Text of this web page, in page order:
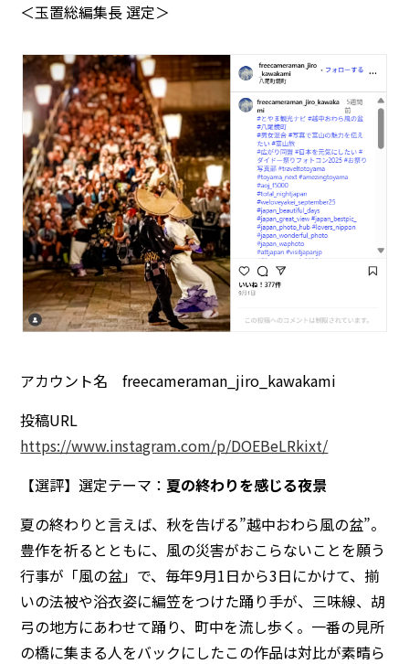
＜玉置総編集長 選定＞
アカウント名 freecameraman_jiro_kawakami
投稿URL
https://www.instagram.com/p/DOEBeLRkixt/
【選評】選定テーマ： 夏の終わりを感じる夜景
夏の終わりと言えば、秋を告げる”越中おわら風の盆”。
豊作を祈るとともに、風の災害がおこらないことを願う
行事が「風の盆」で、毎年9月1日から3日にかけて、揃
いの法被や浴衣姿に編笠をつけた踊り手が、三味線、胡
弓の地方にあわせて踊り、町中を流し歩く。一番の見所
の橋に集まる人をバックにしたこの作品は対比が素晴ら